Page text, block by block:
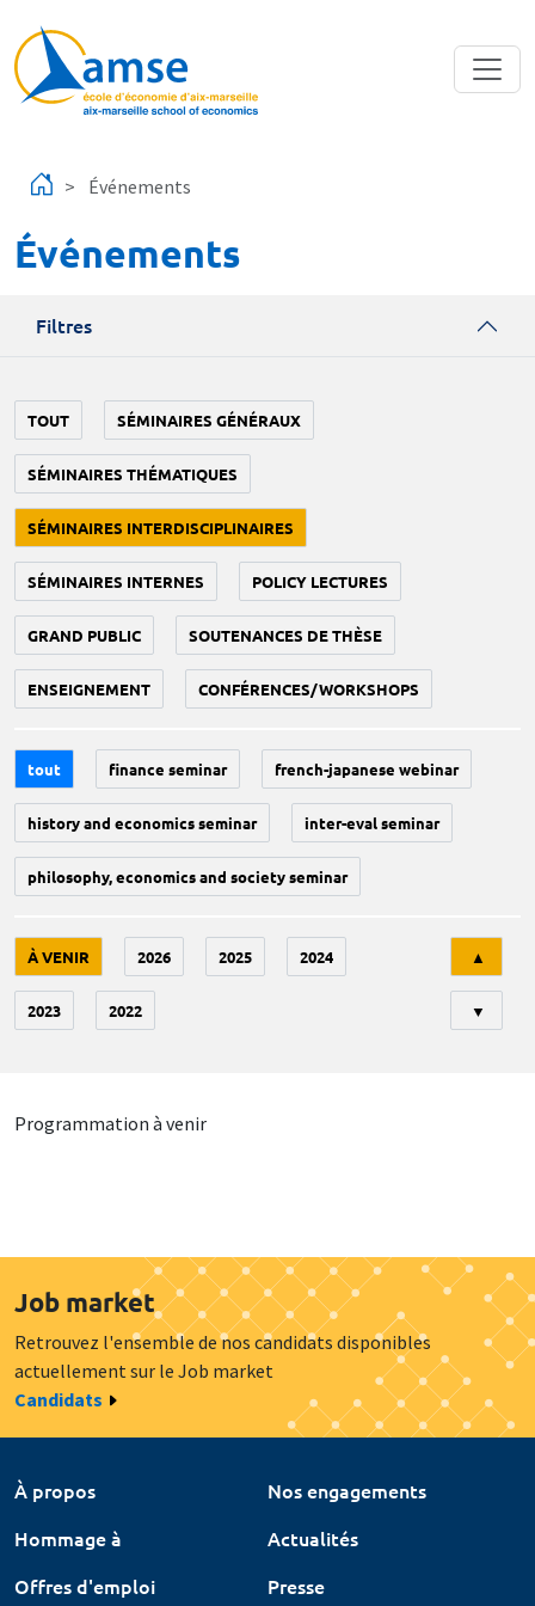
Événements
Événements
Filtres
TOUT SÉMINAIRES GÉNÉRAUX
SÉMINAIRES THÉMATIQUES
SÉMINAIRES INTERDISCIPLINAIRES
SÉMINAIRES INTERNES POLICY LECTURES
GRAND PUBLIC SOUTENANCES DE THÈSE
ENSEIGNEMENT CONFÉRENCES/WORKSHOPS
tout finance seminar french-japanese webinar
history and economics seminar inter-eval seminar
philosophy, economics and society seminar
À VENIR 2026 2025 2024
2023 2022
▲
▼
Programmation à venir
Job market
Retrouvez l'ensemble de nos candidats disponibles
actuellement sur le Job market
Candidats
À propos
Nos engagements
Hommage à
Actualités
Offres d'emploi
Presse